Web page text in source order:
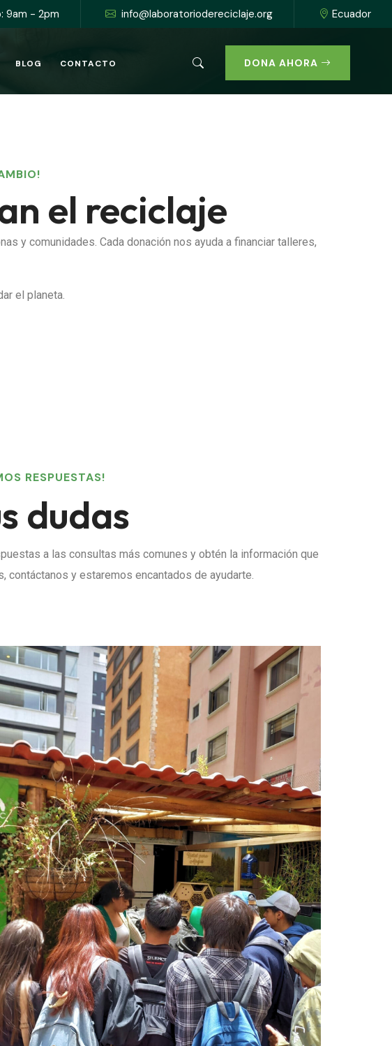
9am - 2pm info@laboratoriodereciclaje.org Ecuador
BLOG CONTACTO DONA AHORA
el reciclaje
y comunidades. Cada donación nos ayuda a financiar talleres,
el planeta.
RESPUESTAS!
dudas
a las consultas más comunes y obtén la información que
contáctanos y estaremos encantados de ayudarte.